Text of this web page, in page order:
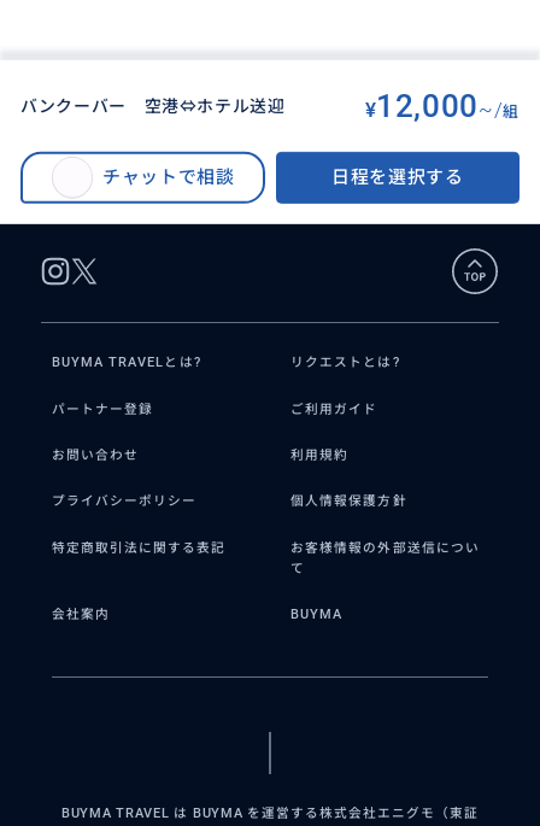
バンクーバー 空港⇔ホテル送迎 ¥12,000~/組
チャットで相談 日程を選択する
BUYMA TRAVEL バンクーバーオプショナルツアー>
バンクーバー 空港⇔ホテル送迎（片道）
BUYMA TRAVELとは? リクエストとは?
パートナー登録 ご利用ガイド
お問い合わせ 利用規約
プライバシーポリシー 個人情報保護方針
特定商取引法に関する表記
お客様情報の外部送信につい
て
会社案内 BUYMA
BUYMA TRAVEL は BUYMA を運営する株式会社エニグモ（東証